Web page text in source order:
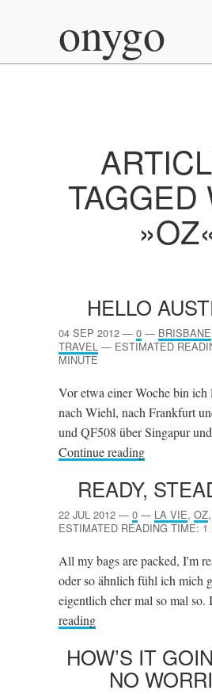
onygo
TAGGED
HELLO
04 SEP 2012 — 0 — BRISBANE
TRAVEL — ESTIMATED
MINUTE
Vor etwa einer Woche bin
nach Wiehl, nach Frankfurt
und QF508 über Singapur
Continue reading
READY,
22 JUL 2012 — 0 — LA VIE, OZ,
ESTIMATED READING TIME: 1
All my bags are packed, I'm
oder so ähnlich fühl ich mich
eigentlich eher mal so mal
reading
HOW’S IT
NO